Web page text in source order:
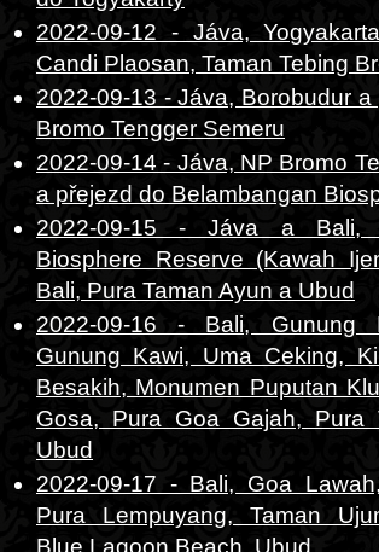
2022-09-12 - Jáva,
Candi Plaosan, Taman Tebing
2022-09-13 - Jáva, Borobudur
Bromo Tengger Semeru
2022-09-14 - Jáva, NP Bromo
a přejezd do Belambangan
2022-09-15 - Jáva a Bali,
Biosphere Reserve (Kawah
Bali, Pura Taman Ayun a Ubud
2022-09-16 - Bali, Gunung
Gunung Kawi, Uma Ceking,
Besakih, Monumen Puputan
Gosa, Pura Goa Gajah, Pura
Ubud
2022-09-17 - Bali, Goa
Pura Lempuyang, Taman
Blue Lagoon Beach, Ubud